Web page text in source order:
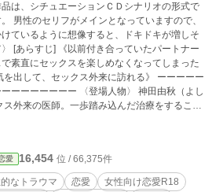
品は、シチュエーションＣＤシナリオの形式で
男性のセリフがメインとなっていますので、
ているように想像すると、ドキドキが増しそ
ナー
素直にセックスを楽しめなくなってしまった
を出して、セックス外来に訪れる》 ーーーーー
ーーーーーーー 〈登場人物〉 神田由秋（よし
ス外来の医師。一歩踏み込んだ治療をすること
悩みを改善へ向かわせることを心がける。 主
できなくなっている。
愛 16,454 位 / 66,375件
なトラウマ 恋愛
女性向け恋愛R18